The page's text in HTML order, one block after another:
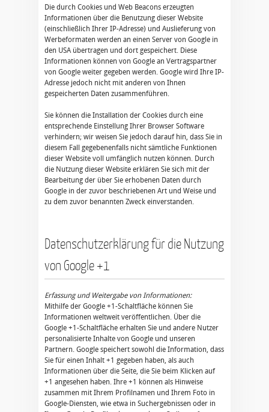
Die durch Cookies und Web Beacons erzeugten
Informationen über die Benutzung dieser Website
(einschließlich Ihrer IP-Adresse) und Auslieferung von
Werbeformaten werden an einen Server von Google in
den USA übertragen und dort gespeichert. Diese
Informationen können von Google an Vertragspartner
von Google weiter gegeben werden. Google wird Ihre IP-
Adresse jedoch nicht mit anderen von Ihnen
gespeicherten Daten zusammenführen.
Sie können die Installation der Cookies durch eine
entsprechende Einstellung Ihrer Browser Software
verhindern; wir weisen Sie jedoch darauf hin, dass Sie in
diesem Fall gegebenenfalls nicht sämtliche Funktionen
dieser Website voll umfänglich nutzen können. Durch
die Nutzung dieser Website erklären Sie sich mit der
Bearbeitung der über Sie erhobenen Daten durch
Google in der zuvor beschriebenen Art und Weise und
zu dem zuvor benannten Zweck einverstanden.
Datenschutzerklärung für die Nutzung
von Google +1
Erfassung und Weitergabe von Informationen:
Mithilfe der Google +1-Schaltfläche können Sie
Informationen weltweit veröffentlichen. Über die
Google +1-Schaltfläche erhalten Sie und andere Nutzer
personalisierte Inhalte von Google und unseren
Partnern. Google speichert sowohl die Information, dass
Sie für einen Inhalt +1 gegeben haben, als auch
Informationen über die Seite, die Sie beim Klicken auf
+1 angesehen haben. Ihre +1 können als Hinweise
zusammen mit Ihrem Profilnamen und Ihrem Foto in
Google-Diensten, wie etwa in Suchergebnissen oder in